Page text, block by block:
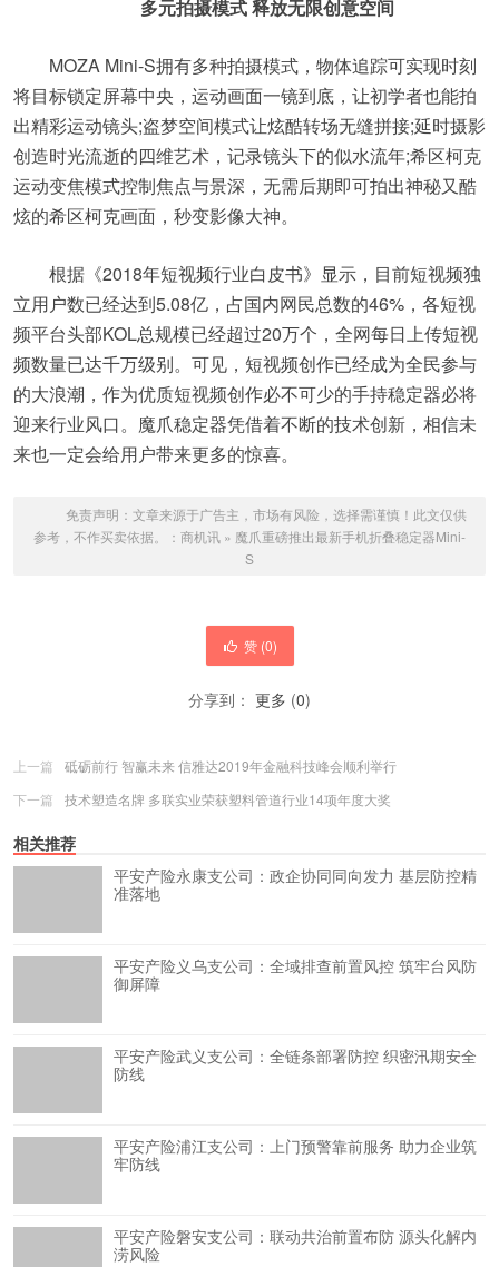
多元拍摄模式 释放无限创意空间
MOZA Mini-S拥有多种拍摄模式，物体追踪可实现时刻
将目标锁定屏幕中央，运动画面一镜到底，让初学者也能拍
出精彩运动镜头;盗梦空间模式让炫酷转场无缝拼接;延时摄影
创造时光流逝的四维艺术，记录镜头下的似水流年;希区柯克
运动变焦模式控制焦点与景深，无需后期即可拍出神秘又酷
炫的希区柯克画面，秒变影像大神。
根据《2018年短视频行业白皮书》显示，目前短视频独
立用户数已经达到5.08亿，占国内网民总数的46%，各短视
频平台头部KOL总规模已经超过20万个，全网每日上传短视
频数量已达千万级别。可见，短视频创作已经成为全民参与
的大浪潮，作为优质短视频创作必不可少的手持稳定器必将
迎来行业风口。魔爪稳定器凭借着不断的技术创新，相信未
来也一定会给用户带来更多的惊喜。
免责声明：文章来源于广告主，市场有风险，选择需谨慎！此文仅供
参考，不作买卖依据。： 商机讯 » 魔爪重磅推出最新手机折叠稳定器Mini-
S
赞 (0)
分享到： 更多 (0)
上一篇
砥砺前行 智赢未来 信雅达2019年金融科技峰会顺利举行
下一篇
技术塑造名牌 多联实业荣获塑料管道行业14项年度大奖
相关推荐
平安产险永康支公司：政企协同同向发力 基层防控精
准落地
平安产险义乌支公司：全域排查前置风控 筑牢台风防
御屏障
平安产险武义支公司：全链条部署防控 织密汛期安全
防线
平安产险浦江支公司：上门预警靠前服务 助力企业筑
牢防线
平安产险磐安支公司：联动共治前置布防 源头化解内
涝风险